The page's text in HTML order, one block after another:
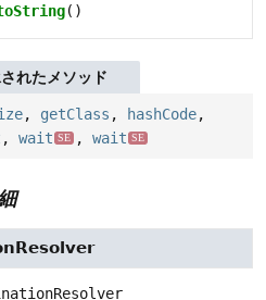
()
れたメソッド
, getClass , hashCode,
, wait SE , wait SE